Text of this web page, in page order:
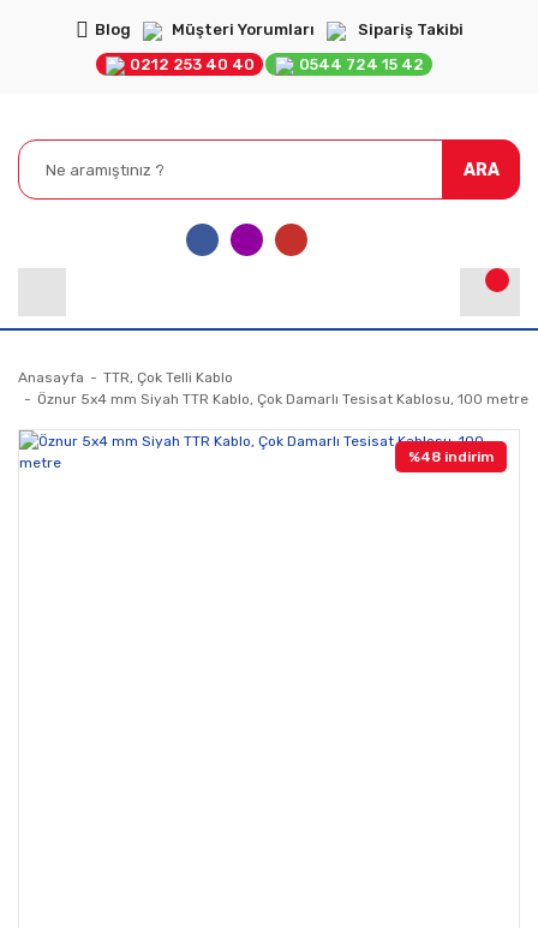
Blog Müşteri Yorumları
Sipariş Takibi
0212 253 40 40
0544 724 15 42
ARA
Anasayfa
TTR, Çok Telli Kablo
Öznur 5x4 mm Siyah TTR Kablo, Çok Damarlı Tesisat Kablosu, 100 metre
%48 indirim